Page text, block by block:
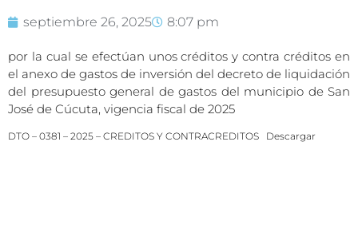
septiembre 26, 2025 8:07 pm
por la cual se efectúan unos créditos y contra créditos en
el anexo de gastos de inversión del decreto de liquidación
del presupuesto general de gastos del municipio de San
José de Cúcuta, vigencia fiscal de 2025
DTO – 0381 – 2025 – CREDITOS Y CONTRACREDITOS Descargar